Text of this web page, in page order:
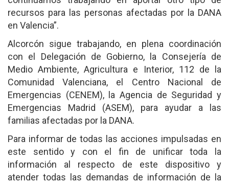
recursos para las personas afectadas por la DANA
en Valencia”.
Alcorcón sigue trabajando, en plena coordinación
con el Delegación de Gobierno, la Consejería de
Medio Ambiente, Agricultura e Interior, 112 de la
Comunidad Valenciana, el Centro Nacional de
Emergencias (CENEM), la Agencia de Seguridad y
Emergencias Madrid (ASEM), para ayudar a las
familias afectadas por la DANA.
Para informar de todas las acciones impulsadas en
este sentido y con el fin de unificar toda la
información al respecto de este dispositivo y
atender todas las demandas de información de la